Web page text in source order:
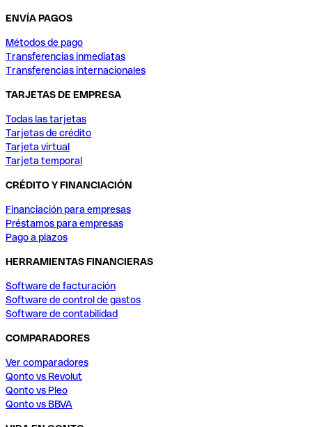
ENVÍA PAGOS
Métodos de pago
Transferencias inmediatas
Transferencias internacionales
TARJETAS DE EMPRESA
Todas las tarjetas
Tarjetas de crédito
Tarjeta virtual
Tarjeta temporal
CRÉDITO Y FINANCIACIÓN
Financiación para empresas
Préstamos para empresas
Pago a plazos
HERRAMIENTAS FINANCIERAS
Software de facturación
Software de control de gastos
Software de contabilidad
COMPARADORES
Ver comparadores
Qonto vs Revolut
Qonto vs Pleo
Qonto vs BBVA